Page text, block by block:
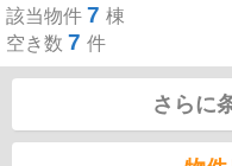
該当物件 7 棟
空き数 7 件
さらに